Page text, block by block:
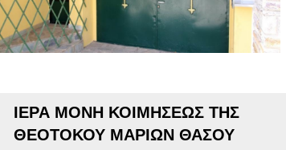
ΙΕΡΑ ΜΟΝΗ ΚΟΙΜΗΣΕΩΣ ΤΗΣ
ΘΕΟΤΟΚΟΥ ΜΑΡΙΩΝ ΘΑΣΟΥ